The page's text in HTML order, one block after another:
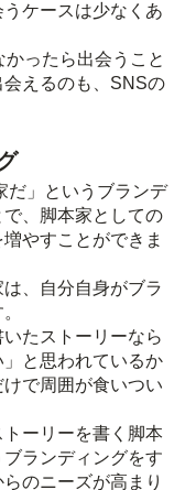
ケースは少なくあ
ったら出会うこと
えるのも、SNSの
だ」というブランデ
で、脚本家としての
やすことができま
、自分自身がブラ
いたストーリーなら
と思われているか
で周囲が食いつい
ーリーを書く脚本
ランディングをす
のニーズが高まり